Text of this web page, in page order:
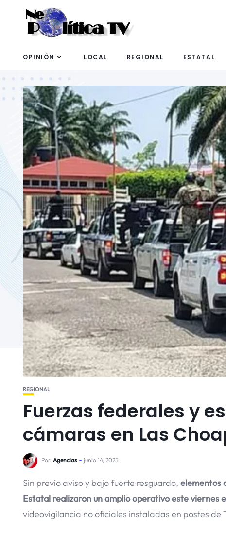
OPINIÓN LOCAL REGIONAL ESTATAL
REGIONAL
Fuerzas federales y
cámaras en Las
Por Agencias junio 14, 2025
Sin previo aviso y bajo fuerte resguardo, elementos
Estatal realizaron un amplio operativo este viernes
videovigilancia no oficiales instaladas en postes de